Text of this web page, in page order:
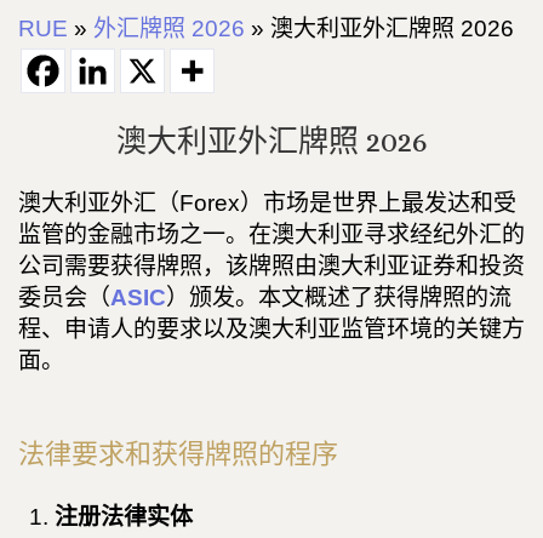
RUE » 外汇牌照 2026 » 澳大利亚外汇牌照 2026
澳大利亚外汇牌照 2026
澳大利亚外汇（Forex）市场是世界上最发达和受
监管的金融市场之一。在澳大利亚寻求经纪外汇的
公司需要获得牌照，该牌照由澳大利亚证券和投资
委员会（ASIC）颁发。本文概述了获得牌照的流
程、申请人的要求以及澳大利亚监管环境的关键方
面。
法律要求和获得牌照的程序
注册法律实体